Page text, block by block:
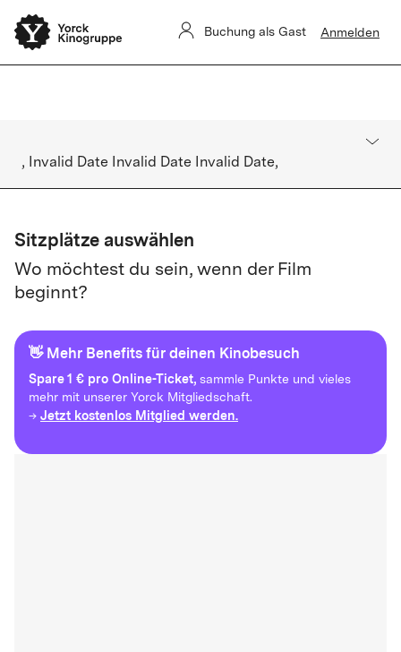
DasSommerkino Kulturforum
keine Restkarten vor Ort.
Buchung als Gast Anmelden
, Invalid Date Invalid Date Invalid Date,
Sitzplätze auswählen
Wo möchtest du sein, wenn der Film
beginnt?
👋 Mehr Benefits für deinen Kinobesuch
Spare1 € pro Online-Ticket, sammle Punkte und vieles
mehr mit unserer Yorck Mitgliedschaft.
→ Jetzt kostenlos Mitglied werden.